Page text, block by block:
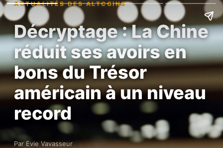
ACTUALITÉS DES ALTCOINS
Décryptage : La Chine
réduit ses avoirs en
bons du Trésor
américain à un niveau
record
Par Evie Vavasseur